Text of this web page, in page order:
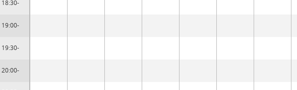
18:30-
19:00-
19:30-
20:00-